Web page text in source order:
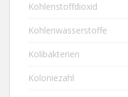
Kohlenstoffdioxid
Kohlenwasserstoffe
Kolibakterien
Koloniezahl